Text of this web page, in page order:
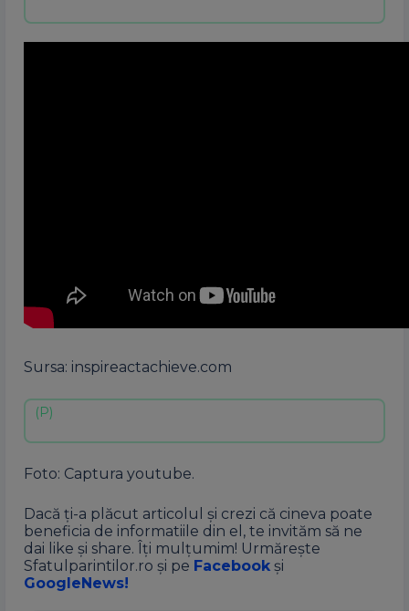
Sursa: inspireactachieve.com
Foto: Captura youtube.
Dacă ți-a plăcut articolul și crezi că cineva poate
beneficia de informatiile din el, te invităm să ne
dai like și share. Îți mulțumim! Urmărește
Sfatulparintilor.ro și pe Facebook și
GoogleNews!